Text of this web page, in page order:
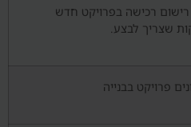
רכישה בפרויקט חדש
שצריך לבצע.
פרויקט בבנייה